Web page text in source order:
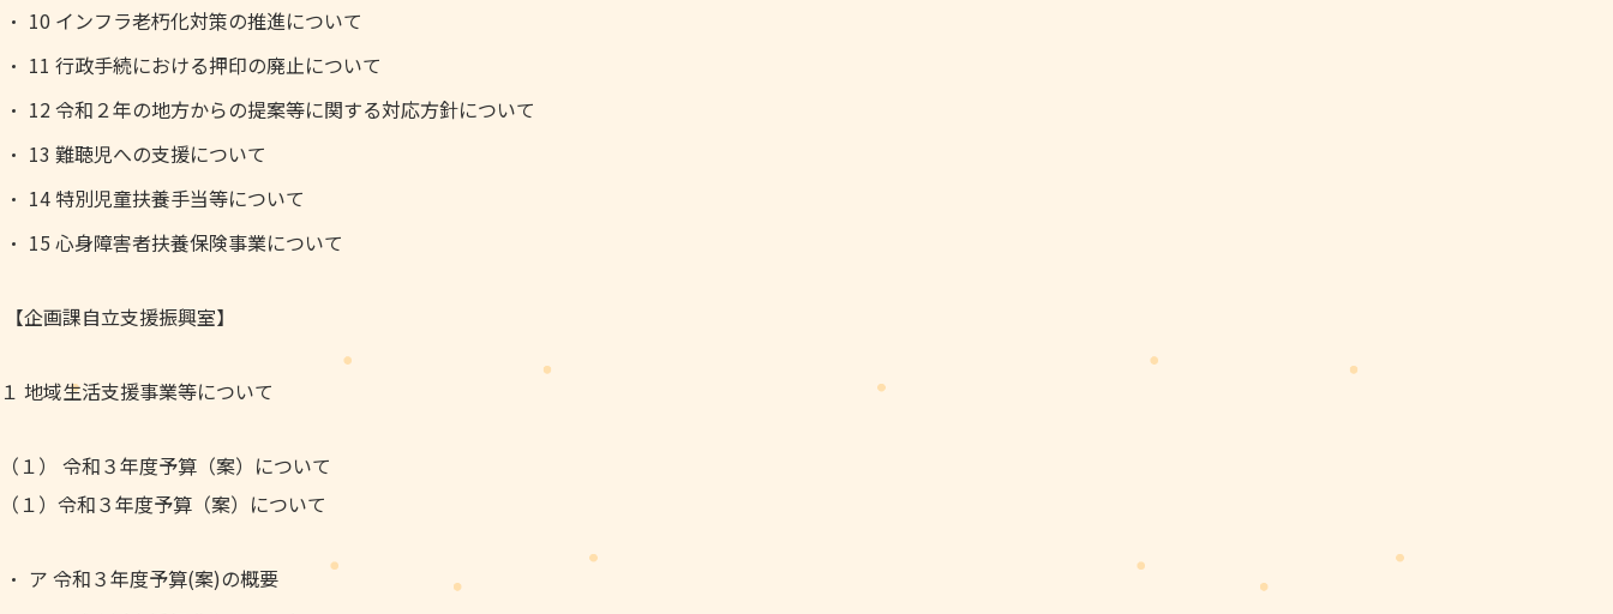
10 インフラ老朽化対策の推進について
11 行政手続における押印の廃止について
12 令和２年の地方からの提案等に関する対応方針について
13 難聴児への支援について
14 特別児童扶養手当等について
15 心身障害者扶養保険事業について
【企画課自立支援振興室】
１ 地域生活支援事業等について
（１） 令和３年度予算（案）について
（１）令和３年度予算（案）について
ア 令和３年度予算(案)の概要